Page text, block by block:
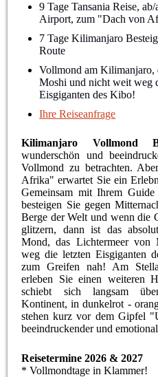
9 Tage Tansania Reise,
Airport, zum "Dach von
7 Tage Kilimanjaro
Route
Vollmond am Kilimanjaro,
Moshi und nicht weit weg
Eisgiganten des Kibo!
Ihre Reiseanfrage
Kilimanjaro Vollmond
wunderschön und
Vollmond zu betrachten.
Afrika" erwartet Sie ein
Gemeinsam mit Ihrem
besteigen Sie gegen
Berge der Welt und wenn die
glitzern, dann ist das
Mond, das Lichtermeer
weg die letzten Eisgiganten
zum Greifen nah! Am
erleben Sie einen weiteren
schiebt sich langsam
Kontinent, in dunkelrot -
stehen kurz vor dem Gipfel
beeindruckender und
Reisetermine 2026 & 2027
* Vollmondtage in Klammer!